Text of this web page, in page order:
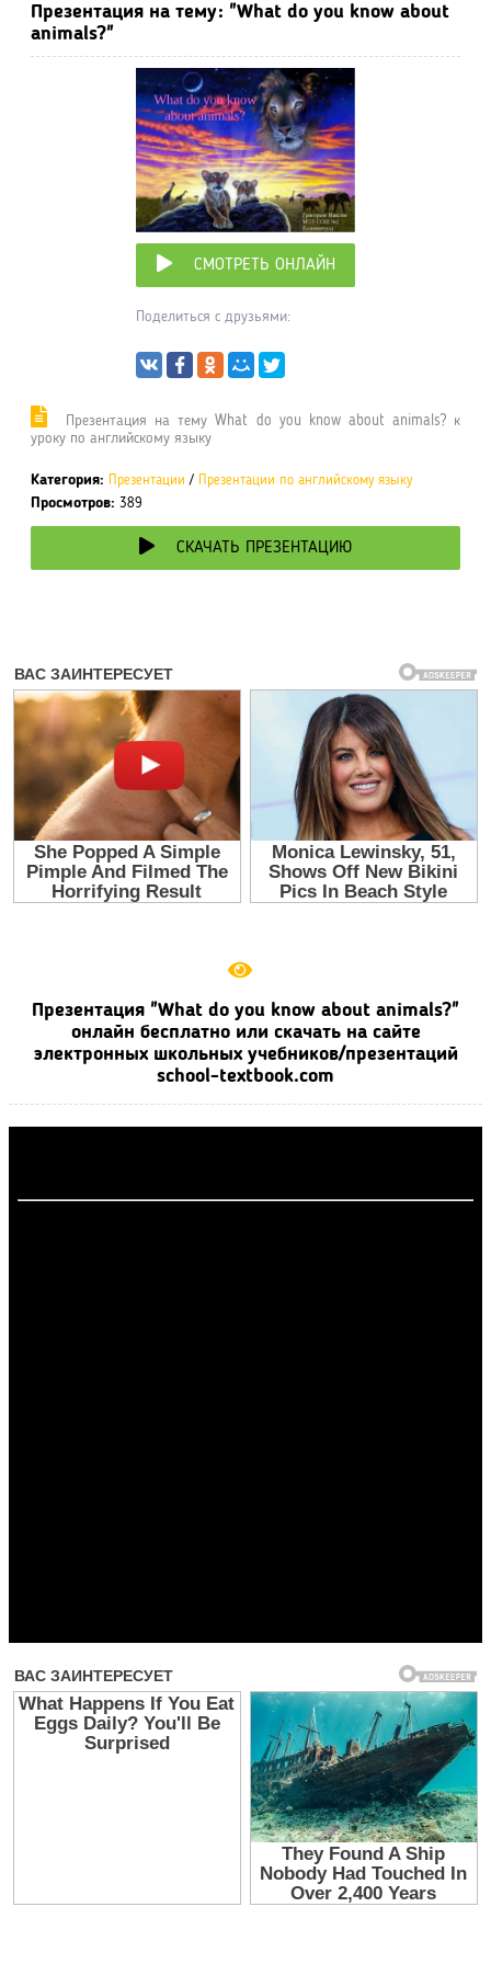
Презентация на тему: "What do you know about
animals?"
СМОТРЕТЬ ОНЛАЙН
Поделиться с друзьями:
Презентация на тему What do you know about animals? к
уроку по английскому языку
Категория: Презентации / Презентации по английскому языку
Просмотров: 389
СКАЧАТЬ ПРЕЗЕНТАЦИЮ
Презентация "What do you know about animals?"
онлайн бесплатно или скачать на сайте
электронных школьных учебников/презентаций
school-textbook.com